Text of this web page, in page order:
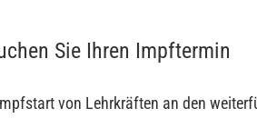
Sie Ihren Impftermin
von Lehrkräften an den